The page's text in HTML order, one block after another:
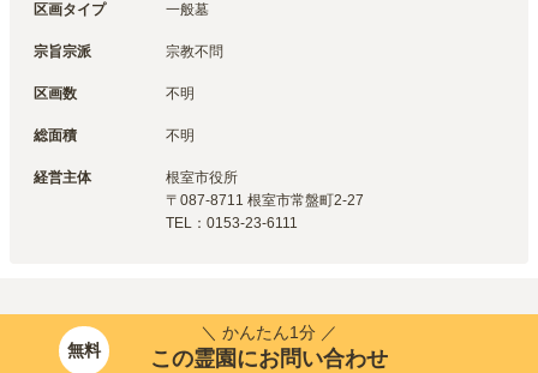
区画タイプ 一般墓
宗旨宗派 宗教不問
区画数 不明
総面積 不明
経営主体 根室市役所
〒 087-8711 根室市常盤町2-27
TEL： 0153-23-6111
無料
＼ かんたん1分 ／
この霊園にお問い合わせ